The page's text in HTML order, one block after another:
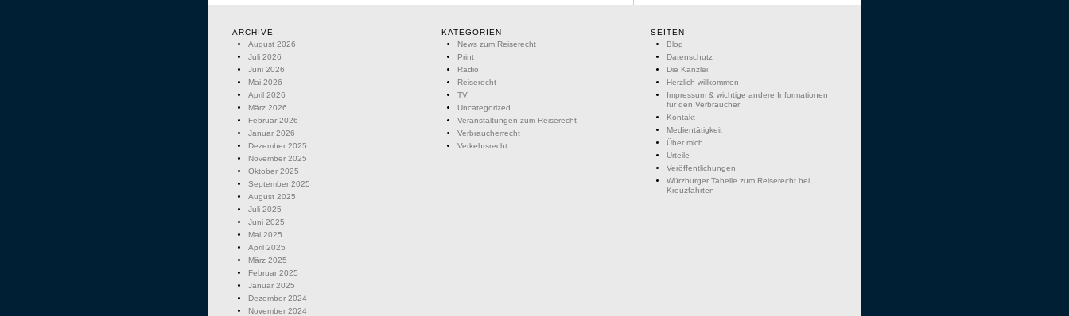
ARCHIVE
August 2026
Juli 2026
Juni 2026
Mai 2026
April 2026
März 2026
Februar 2026
Januar 2026
Dezember 2025
November 2025
Oktober 2025
September 2025
August 2025
Juli 2025
Juni 2025
Mai 2025
April 2025
März 2025
Februar 2025
Januar 2025
Dezember 2024
November 2024
KATEGORIEN
News zum Reiserecht
Print
Radio
Reiserecht
TV
Uncategorized
Veranstaltungen zum Reiserecht
Verbraucherrecht
Verkehrsrecht
SEITEN
Blog
Datenschutz
Die Kanzlei
Herzlich willkommen
Impressum & wichtige andere Informationen
für den Verbraucher
Kontakt
Medientätigkeit
Über mich
Urteile
Veröffentlichungen
Würzburger Tabelle zum Reiserecht bei
Kreuzfahrten